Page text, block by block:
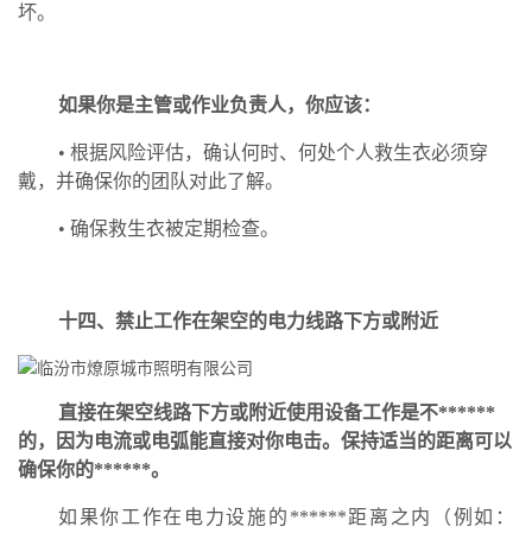
坏。
如果你是主管或作业负责人，你应该：
• 根据风险评估，确认何时、何处个人救生衣必须穿
戴，并确保你的团队对此了解。
• 确保救生衣被定期检查。
十四、 禁止工作在架空的电力线路下方或附近
直接在架空线路下方或附近使用设备工作是不******
的，因为电流或电弧能直接对你电击。保持适当的距离可以
确保你的******。
如果你工作在电力设施的******距离之内（例如：